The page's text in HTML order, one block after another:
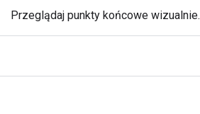
Przeglądaj punkty końcowe wizualnie.